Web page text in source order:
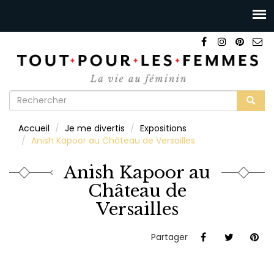
Formulaire
recherche
Accueil Je me divertis
Expositions
Anish Kapoor au Château de Versailles
Anish Kapoor au
Château de
Versailles
Partager